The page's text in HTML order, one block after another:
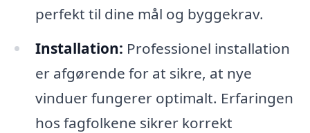
perfekt til dine mål og byggekrav.
Installation: Professionel installation
er afgørende for at sikre, at nye
vinduer fungerer optimalt. Erfaringen
hos fagfolkene sikrer korrekt